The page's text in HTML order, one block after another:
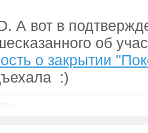
А вот в
об
о закрытии
:)